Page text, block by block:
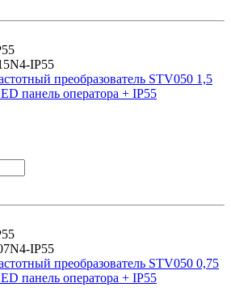
IP55
преобразователь STV050 1,5
панель оператора + IP55
IP55
преобразователь STV050 0,75
панель оператора + IP55